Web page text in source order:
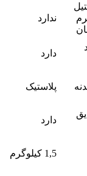
ندارد
دارد
پلاستیک
دارد
1,5 کیلوگرم